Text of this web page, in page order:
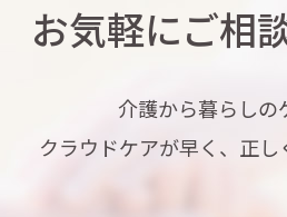
お気軽にご相
介護から暮らしの
クラウドケアが早く、正し